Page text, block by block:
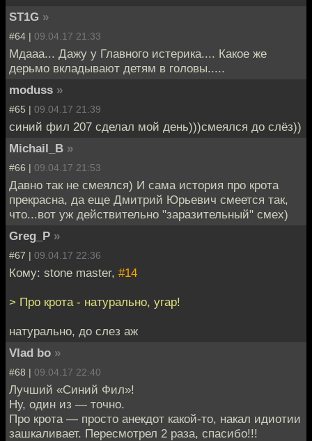
ST1G »
#64 | 09.04.17 21:33
Мдааа... Дажу у Главного истерика.... Какое же
дерьмо вкладывают детям в головы.....
moduss »
#65 | 09.04.17 21:39
синий фил 207 сделал мой день)))смеялся до слёз))
Michail_B »
#66 | 09.04.17 21:53
Давно так не смеялся) И сама история про крота
прекрасна, да еще Дмитрий Юрьевич смеется так,
что...вот уж действительно "заразительный" смех)
Greg_P »
#67 | 09.04.17 22:36
Кому: stone master, #14
> Про крота - натурально, угар!
натурально, до слез аж
Vlad bo »
#68 | 09.04.17 22:40
Лучший «Синий Фил»!
Ну, один из — точно.
Про крота — просто анекдот какой-то, накал идиотии
зашкаливает. Пересмотрел 2 раза, спасибо!!!